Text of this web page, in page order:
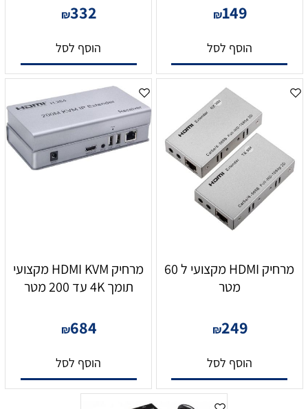
₪149
הוסף לסל
₪332
הוסף לסל
מרחיק HDMI מקצועי ל 60
מטר
₪249
הוסף לסל
מרחיק HDMI KVM מקצועי
תומך 4K עד 200 מטר
₪684
הוסף לסל